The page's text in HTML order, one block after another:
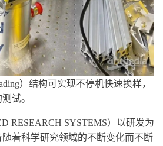
）结构可实现不停机快速换样，
试。
RESEARCH SYSTEMS） 以研发为
着科学研究领域的不断变化而不断